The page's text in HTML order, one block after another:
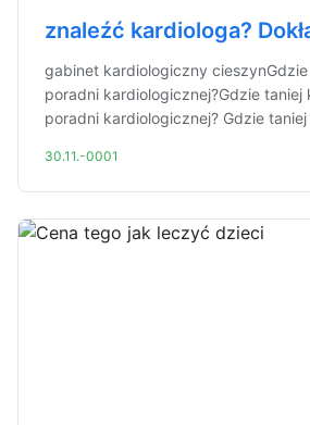
znaleźć kardiologa?
gabinet kardiologiczny
poradni kardiologicznej?Gdzie taniej
poradni kardiologicznej? Gdzie
30.11.-0001